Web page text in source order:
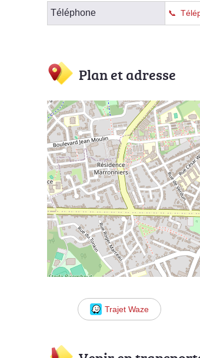
Téléphone
Plan et adresse
Trajet Waze